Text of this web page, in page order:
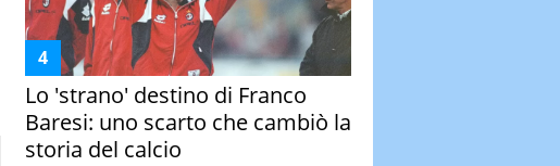
Lo 'strano' destino di Franco
Baresi: uno scarto che cambiò la
storia del calcio